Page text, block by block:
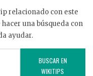
relacionado con este
una búsqueda con
ayudar.
BUSCAR EN
WIKITIPS